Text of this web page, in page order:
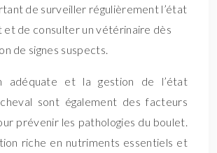
de surveiller régulièrement l’état
et de consulter un vétérinaire dès
de signes suspects.
adéquate et la gestion de l’état
sont également des facteurs
prévenir les pathologies du boulet.
riche en nutriments essentiels et